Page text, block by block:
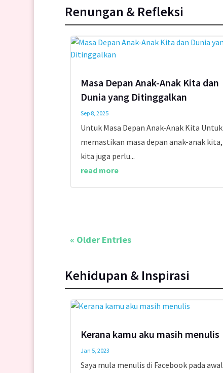
Renungan & Refleksi
Masa Depan Anak-Anak Kita dan
Dunia yang Ditinggalkan
Sep 8, 2025
Untuk Masa Depan Anak-Anak Kita Untuk
memastikan masa depan anak-anak kita,
kita juga perlu...
read more
« Older Entries
Kehidupan & Inspirasi
Kerana kamu aku masih menulis
Jan 5, 2023
Saya mula menulis di Facebook pada awal